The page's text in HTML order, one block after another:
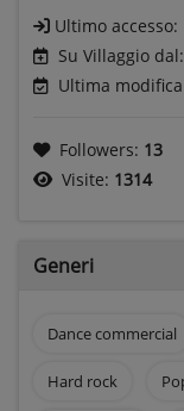
Ultimo accesso:
Su Villaggio
Ultima
Followers: 13
Visite: 1314
Generi
Dance commercial
Hard rock